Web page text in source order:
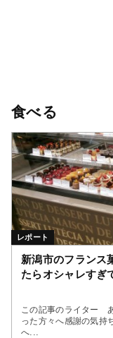
食べる
新潟市のフラン
たらオシャレすぎ
この記事のライター
った方々へ感謝の気持
へ...
レポート